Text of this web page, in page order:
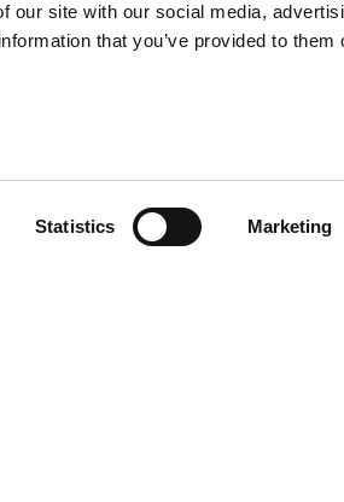
our site with our social media,
that you’ve provided to them
Statistics Marketing